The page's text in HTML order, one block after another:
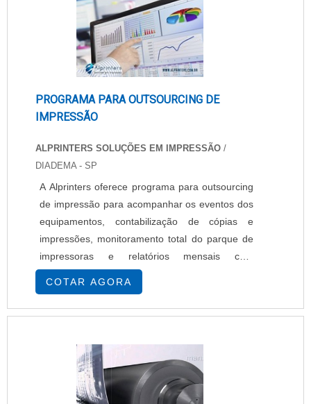
PROGRAMA PARA OUTSOURCING DE
IMPRESSÃO
ALPRINTERS SOLUÇÕES EM IMPRESSÃO /
DIADEMA - SP
A Alprinters oferece programa para outsourcing
de impressão para acompanhar os eventos dos
equipamentos, contabilização de cópias e
impressões, monitoramento total do parque de
impressoras e relatórios mensais com
fechamento que podem ser feito por usuários,
departamento, filiais ou por equipamentos, com
o intuito de mensurarmos os volumes mensais e
Funções de programa para outsourcing de
impressão São muitos....
COTAR AGORA